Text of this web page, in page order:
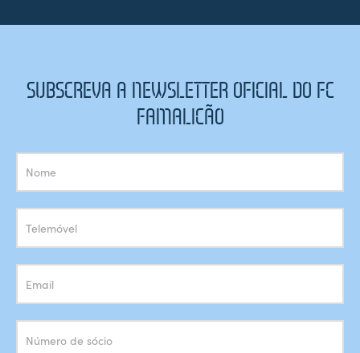
SUBSCREVA A NEWSLETTER OFICIAL DO FC
FAMALICÃO
Subscrição
Newsletter